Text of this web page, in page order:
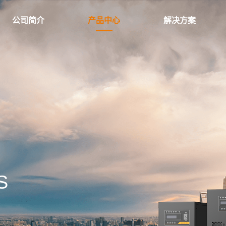
公司简介 产品中心 解决方案